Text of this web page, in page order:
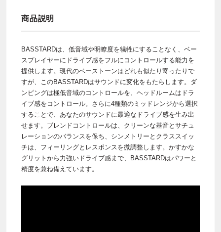
商品説明
BASSTARDは、低音域や明瞭度を犠牲にすることなく、ベー
スプレイヤーにドライブ感をフルにコントロールする能力を
提供します。現代のベーストーンはどれも似たり寄ったりで
すが、このBASSTARDはサウンドに変化をもたらします。ダ
ンピングは極低音域のコントロールを、ヘッドルームはドラ
イブ感をコントロール。さらに4種類のミッドレンジから選択
することで、あなたのサウンドに最適なドライブ感を生み出
せます。ブレンドコントロールは、クリーンな基音とサチュ
レーションのバランスを保ち、シンメトリーとクラススイッ
チは、フィーリングとレスポンスを微調整します。かすかな
グリットから力強いドライブ感まで、BASSTARDはパワーと
精度を兼ね備えています。